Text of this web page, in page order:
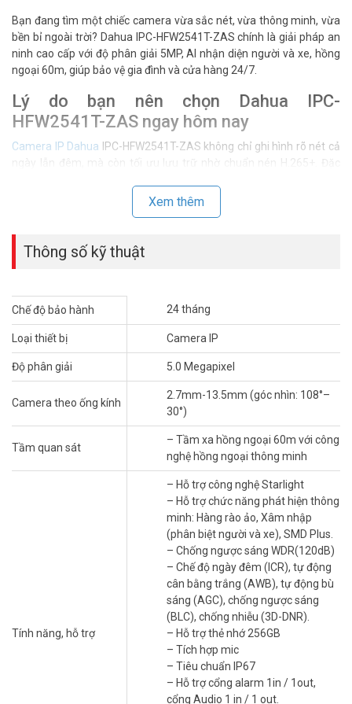
Bạn đang tìm một chiếc camera vừa sắc nét, vừa thông minh, vừa
bền bỉ ngoài trời? Dahua IPC-HFW2541T-ZAS chính là giải pháp an
ninh cao cấp với độ phân giải 5MP, AI nhận diện người và xe, hồng
ngoại 60m, giúp bảo vệ gia đình và cửa hàng 24/7.
Lý do bạn nên chọn Dahua IPC-
HFW2541T-ZAS ngay hôm nay
Camera IP Dahua IPC-HFW2541T-ZAS không chỉ ghi hình rõ nét cả
ngày lẫn đêm, mà còn tối ưu lưu trữ nhờ chuẩn nén H.265+. Đặc
cảnh báo đều chính xác và hữu ích. Với chuẩn chống nước IP67,
camera vận hành bền bỉ ngoài trời trong mọi điều kiện thời tiết.
Ưu điểm vượt trội so với các dòng camera
khác
Với cảm biến 1/2.7” CMOS và độ phân giải 5MP, mọi chi tiết nhỏ đều
được tái hiện rõ ràng, từ biển số xe đến đặc điểm khuôn mặt.
AI thông minh – Giảm phiền toái từ báo động
giả
Nhờcông nghệ camera Dahua SMD Plus phát hiện người xe
thiết bị lọc chính xác chuyển động thực sự cần cảnh báo, bỏ qua
các yếu tố như động vật hay cây rung.
Lắp đặt dễ dàng, tiết kiệm chi phí
Hỗ trợ PoE giúp truyền dữ liệu và cấp nguồn chỉ qua một dây mạng,
giảm chi phí thi công và tăng tính thẩm mỹ cho không gian.
Hộ gia đình: Giám sát cổng, sân vườn, gara.
Chủ cửa hàng/quán cà phê: Quản lý khách ra vào, theo dõi
Văn phòng nhỏ: Bảo vệ tài sản và an toàn nhân viên.
Với camera Dahua hỗ trợ thẻ nhớ lên tới 256GB, bạn có thể lưu trữ
video dài ngày mà không cần phụ thuộc hoàn toàn vào đầu ghi.
Những lưu ý khi lắp đặt camera DAHUA
Xem thêm
Thông số kỹ thuật
Chế độ bảo hành 24 tháng
Loại thiết bị Camera IP
Độ phân giải 5.0 Megapixel
Camera theo ống kính
2.7mm-13.5mm (góc nhìn: 108°–
30°)
Tầm quan sát
– Tầm xa hồng ngoại 60m với công
nghệ hồng ngoại thông minh
Tính năng, hỗ trợ
– Hỗ trợ công nghệ Starlight
– Hỗ trợ chức năng phát hiện thông
minh: Hàng rào ảo, Xâm nhập
(phân biệt người và xe), SMD Plus.
– Chống ngược sáng WDR(120dB)
– Chế độ ngày đêm (ICR), tự động
cân bằng trắng (AWB), tự động bù
sáng (AGC), chống ngược sáng
(BLC), chống nhiễu (3D-DNR).
– Hỗ trợ thẻ nhớ 256GB
– Tích hợp mic
– Tiêu chuẩn IP67
– Hỗ trợ cổng alarm 1in / 1out,
cổng Audio 1 in / 1 out.